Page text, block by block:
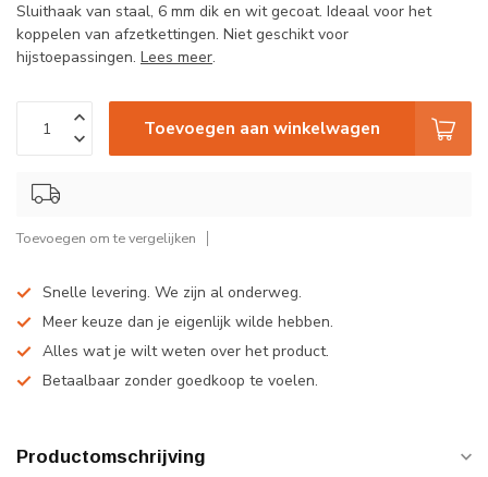
Sluithaak van staal, 6 mm dik en wit gecoat. Ideaal voor het
koppelen van afzetkettingen. Niet geschikt voor
hijstoepassingen. Lees meer.
Toevoegen aan winkelwagen
Toevoegen om te vergelijken
Snelle levering. We zijn al onderweg.
Meer keuze dan je eigenlijk wilde hebben.
Alles wat je wilt weten over het product.
Betaalbaar zonder goedkoop te voelen.
Productomschrijving